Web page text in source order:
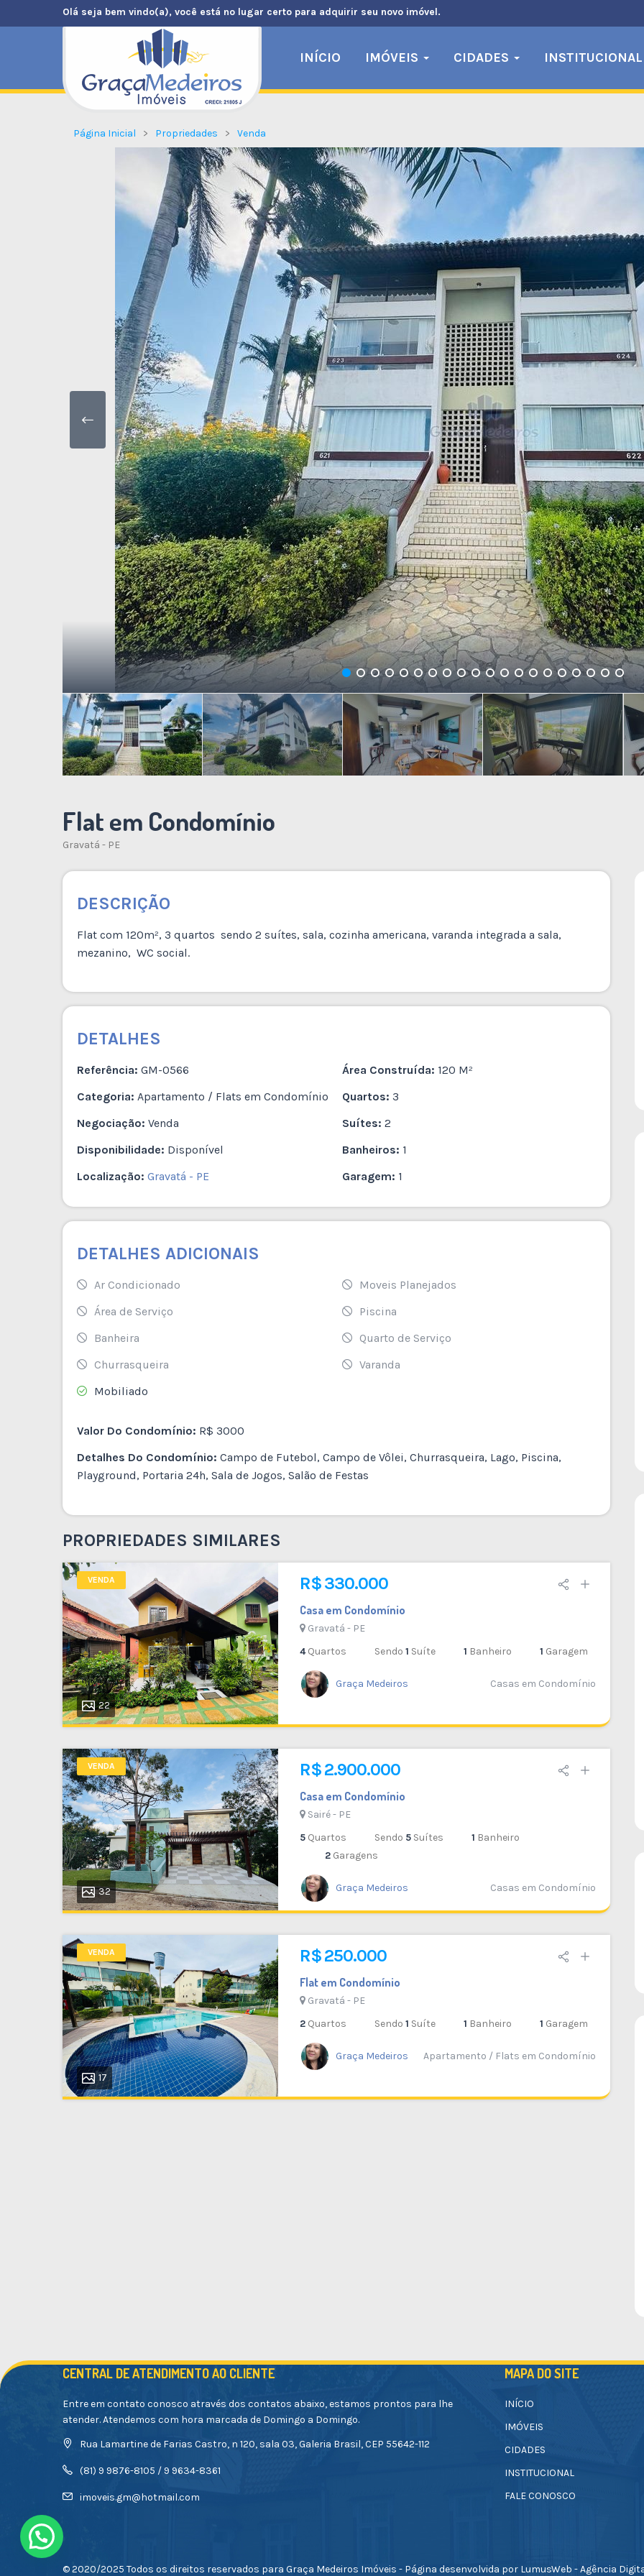
Olá seja bem vindo(a), você está no lugar certo para adquirir seu novo imóvel.
INÍCIO IMÓVEIS CIDADES INSTITUCIONAL
Página Inicial Propriedades Venda
Flat em Condomínio
Gravatá - PE
DESCRIÇÃO
Flat com 120m², 3 quartos sendo 2 suítes, sala, cozinha americana, varanda integrada a sala,
mezanino, WC social.
DETALHES
Referência: GM-0566
Categoria: Apartamento / Flats em Condomínio
Negociação: Venda
Disponibilidade: Disponível
Localização: Gravatá - PE
Área Construída:
120 M²
Quartos: 3
Suítes: 2
Banheiros: 1
Garagem: 1
DETALHES ADICIONAIS
Ar Condicionado
Área de Serviço
Banheira
Churrasqueira
Mobiliado
Moveis Planejados
Piscina
Quarto de Serviço
Varanda
Valor Do Condomínio: R$ 3000
Detalhes Do Condomínio: Campo de Futebol, Campo de Vôlei, Churrasqueira, Lago, Piscina,
Playground, Portaria 24h, Sala de Jogos, Salão de Festas
PROPRIEDADES SIMILARES
VENDA
22
R$ 330.000
Casa em Condomínio
Gravatá - PE
4Quartos Sendo 1 Suíte 1 Banheiro 1 Garagem
Graça Medeiros Casas em Condomínio
VENDA
32
R$ 2.900.000
Casa em Condomínio
Sairé - PE
5 Quartos Sendo 5 Suítes 1 Banheiro
2 Garagens
Graça Medeiros Casas em Condomínio
VENDA
17
R$ 250.000
Flat em Condomínio
Gravatá - PE
2 Quartos Sendo 1 Suíte 1 Banheiro 1 Garagem
Graça Medeiros Apartamento / Flats em Condomínio
R$ 440.000
VENDA DESTAQUE
24
Flat em Condomínio
Gravatá - PE
72 M² 1 2
1
Casa Fora de Condomínio Serra do
380 M² 4 6
2
CENTRAL DE ATENDIMENTO AO CLIENTE
Entre em contato conosco através dos contatos abaixo, estamos prontos para lhe
atender. Atendemos com hora marcada de Domingo a Domingo.
Rua Lamartine de Farias Castro, n 120, sala 03, Galeria Brasil, CEP 55642-112
(81) 9 9876-8105 / 9 9634-8361
imoveis.gm@hotmail.com
MAPA DO SITE
INÍCIO
IMÓVEIS
CIDADES
INSTITUCIONAL
FALE CONOSCO
© 2020/2025 Todos os direitos reservados para Graça Medeiros Imóveis - Página desenvolvida por LumusWeb - Agência